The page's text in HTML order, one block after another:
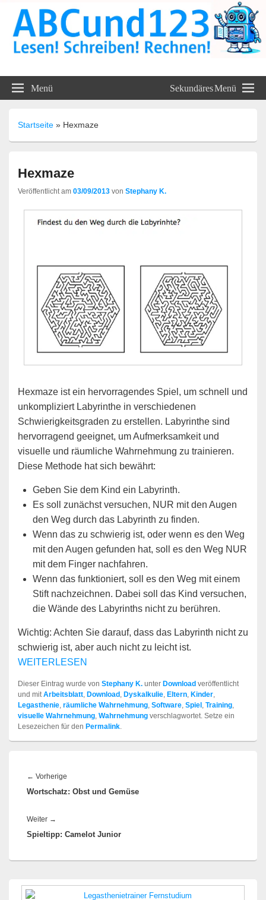
ABC und 123 Lehrmittel
Unterrichtsmaterialien
Menü Sekundäres Menü
Startseite » Hexmaze
Hexmaze
Veröffentlicht am 03/09/2013 von Stephany K.
Hexmaze ist ein hervorragendes Spiel, um schnell und
unkompliziert Labyrinthe in verschiedenen
Schwierigkeitsgraden zu erstellen. Labyrinthe sind
hervorragend geeignet, um Aufmerksamkeit und
visuelle und räumliche Wahrnehmung zu trainieren.
Diese Methode hat sich bewährt:
Geben Sie dem Kind ein Labyrinth.
Es soll zunächst versuchen, NUR mit den Augen
den Weg durch das Labyrinth zu finden.
Wenn das zu schwierig ist, oder wenn es den Weg
mit den Augen gefunden hat, soll es den Weg NUR
mit dem Finger nachfahren.
Wenn das funktioniert, soll es den Weg mit einem
Stift nachzeichnen. Dabei soll das Kind versuchen,
die Wände des Labyrinths nicht zu berühren.
Wichtig: Achten Sie darauf, dass das Labyrinth nicht zu
schwierig ist, aber auch nicht zu leicht ist.
WEITERLESEN
Dieser Eintrag wurde von Stephany K. unter Download veröffentlicht
und mitArbeitsblatt, Download , Dyskalkulie, Eltern, Kinder,
Legasthenie, räumliche Wahrnehmung, Software, Spiel , Training,
visuelle Wahrnehmung, Wahrnehmung verschlagwortet. Setze ein
Lesezeichen für den Permalink.
← Vorherige
Beitrag:
Wortschatz: Obst und Gemüse
Weiter →
Beitrag:
Spieltipp: Camelot Junior
Primärer
Seitenleisten-